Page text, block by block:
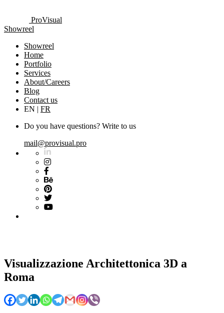
ProVisual
Showreel
Showreel
Home
Portfolio
Services
About/Careers
Blog
Contact us
EN | FR
Do you have questions? Write to us
mail@provisual.pro
Visualizzazione Architettonica 3D a
Roma